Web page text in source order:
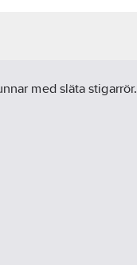
med släta stigarrör.